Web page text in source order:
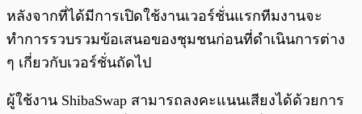
หลังจากที่ได้มีการเปิดใช้งานเวอร์ชั่นแรกทีมงานจะ
ทำการรวบรวมข้อเสนอของชุมชนก่อนที่ดำเนินการต่าง
ๆ เกี่ยวกับเวอร์ชั่นถัดไป
ผู้ใช้งาน ShibaSwap สามารถลงคะแนนเสียงได้ด้วยการ